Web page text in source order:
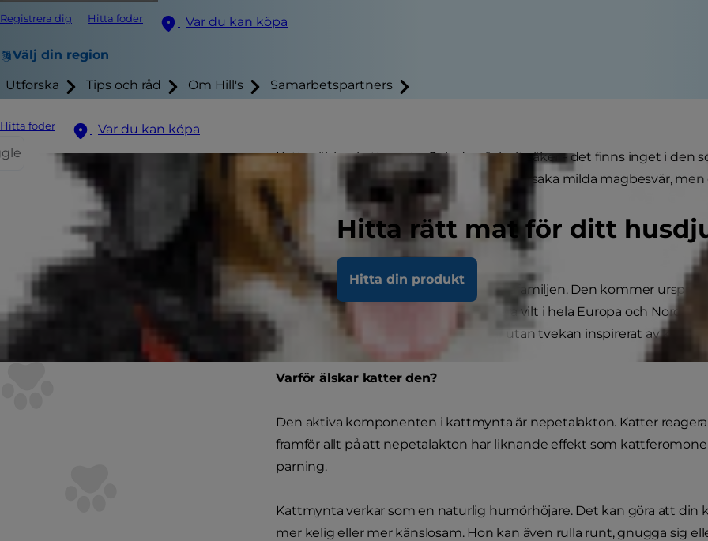
Registrera dig Hitta foder Var du kan köpa
Välj din region
Utforska Tips och råd Om Hill's Samarbetspartners
Hitta foder
Var du kan köpa
Hitta rätt mat för ditt
Hitta din produkt
Katter älskar kattmynta. Och den är helt säker - det finns inget i den
äter en stor mängd kattmynta kan det orsaka milda magbesvär,
att hända.
Vad är kattmynta?
Kattmynta är en perenn växt av myntafamiljen. Den kommer
Medelhavsområdet men växer numera vilt i hela Europa och
kattmynta, kattlusta eller kattleka, är utan tvekan inspirerat av
Varför älskar katter den?
Den aktiva komponenten i kattmynta är nepetalakton. Katter
framför allt på att nepetalakton har liknande effekt som
parning.
Kattmynta verkar som en naturlig humörhöjare. Det kan göra att din
mer kelig eller mer känslosam. Hon kan även rulla runt, gnugga sig